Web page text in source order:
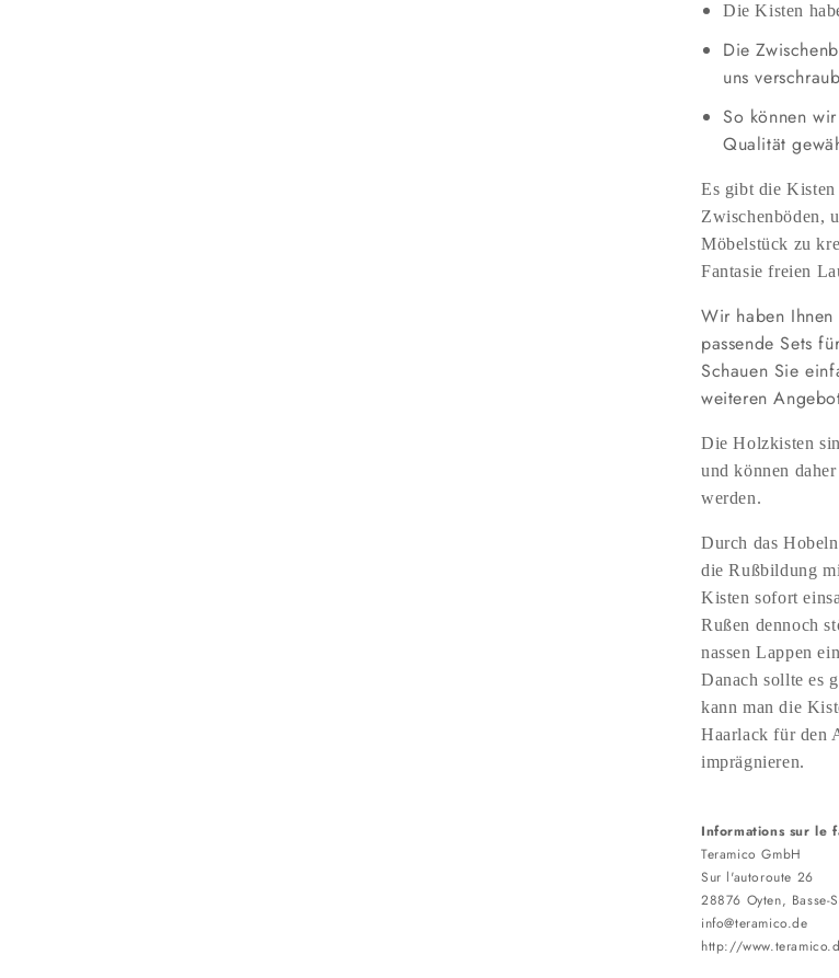
Die Kisten
Die
uns
So können
Qualität
Es gibt die
Zwischenböden,
Möbelstück zu
Fantasie freien
Wir haben
passende Sets
Schauen Sie
weiteren
Die Holzkisten
und können
werden.
Durch das
die Rußbildung
Kisten sofort
Rußen dennoch
nassen Lappen
Danach sollte es
kann man die
Haarlack für den
imprägnieren.
Informations sur le
Teramico GmbH
Sur l'autoroute 26
28876 Oyten, Basse-
info@teramico.de
http://